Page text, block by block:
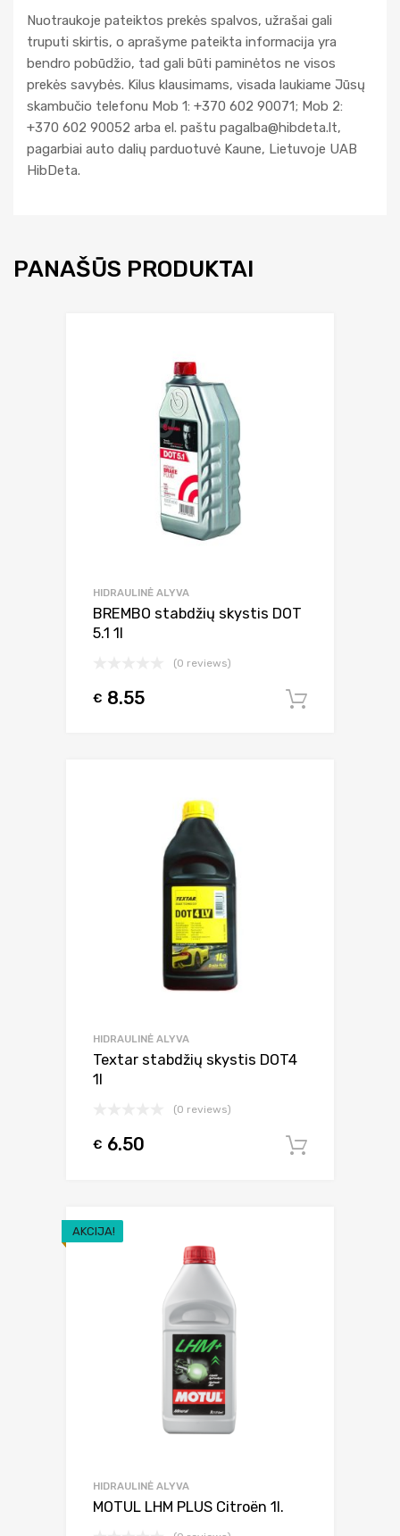
Nuotraukoje pateiktos prekės spalvos, užrašai gali
truputi skirtis, o aprašyme pateikta informacija yra
bendro pobūdžio, tad gali būti paminėtos ne visos
prekės savybės. Kilus klausimams, visada laukiame Jūsų
skambučio telefonu Mob 1: +370 602 90071; Mob 2:
+370 602 90052 arba el. paštu pagalba@hibdeta.lt,
pagarbiai auto dalių parduotuvė Kaune, Lietuvoje UAB
HibDeta.
PANAŠŪS PRODUKTAI
HIDRAULINĖ ALYVA
BREMBO stabdžių skystis DOT
5.1 1l
(0 reviews)
€ 8.55
HIDRAULINĖ ALYVA
Textar stabdžių skystis DOT4
1l
(0 reviews)
€ 6.50
AKCIJA!
HIDRAULINĖ ALYVA
MOTUL LHM PLUS Citroën 1l.